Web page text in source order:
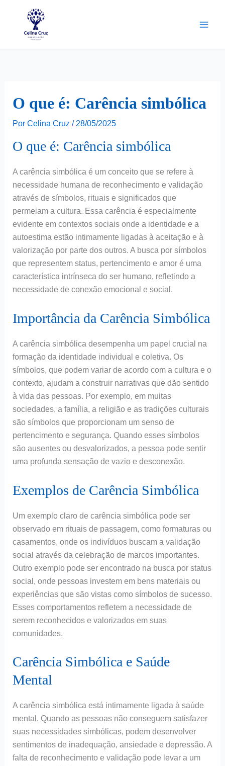
O que é: Carência simbólica
Por Celina Cruz / 28/05/2025
O que é: Carência simbólica
A carência simbólica é um conceito que se refere à
necessidade humana de reconhecimento e validação
através de símbolos, rituais e significados que
permeiam a cultura. Essa carência é especialmente
evidente em contextos sociais onde a identidade e a
autoestima estão intimamente ligadas à aceitação e à
valorização por parte dos outros. A busca por símbolos
que representem status, pertencimento e amor é uma
característica intrínseca do ser humano, refletindo a
necessidade de conexão emocional e social.
Importância da Carência Simbólica
A carência simbólica desempenha um papel crucial na
formação da identidade individual e coletiva. Os
símbolos, que podem variar de acordo com a cultura e o
contexto, ajudam a construir narrativas que dão sentido
à vida das pessoas. Por exemplo, em muitas
sociedades, a família, a religião e as tradições culturais
são símbolos que proporcionam um senso de
pertencimento e segurança. Quando esses símbolos
são ausentes ou desvalorizados, a pessoa pode sentir
uma profunda sensação de vazio e desconexão.
Exemplos de Carência Simbólica
Um exemplo claro de carência simbólica pode ser
observado em rituais de passagem, como formaturas ou
casamentos, onde os indivíduos buscam a validação
social através da celebração de marcos importantes.
Outro exemplo pode ser encontrado na busca por status
social, onde pessoas investem em bens materiais ou
experiências que são vistas como símbolos de sucesso.
Esses comportamentos refletem a necessidade de
serem reconhecidos e valorizados em suas
comunidades.
Carência Simbólica e Saúde
Mental
A carência simbólica está intimamente ligada à saúde
mental. Quando as pessoas não conseguem satisfazer
suas necessidades simbólicas, podem desenvolver
sentimentos de inadequação, ansiedade e depressão. A
falta de reconhecimento e validação pode levar a um